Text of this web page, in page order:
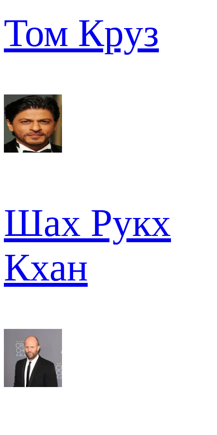
Том Круз
Шах Рукх
Кхан